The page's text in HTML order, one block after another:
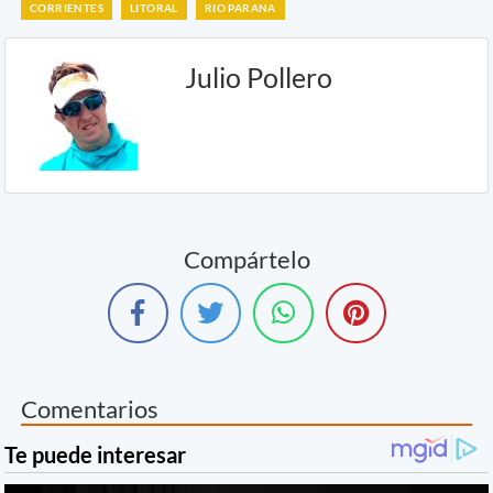
CORRIENTES LITORAL RIO PARANA
Julio Pollero
Compártelo
Comentarios